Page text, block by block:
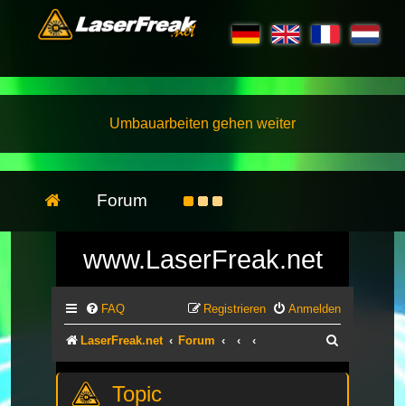
Umbauarbeiten gehen weiter
Forum
www.LaserFreak.net
FAQ Anmelden
Registrieren
LaserFreak.net Forum